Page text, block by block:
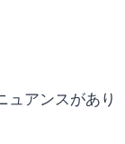
ュアンスがあり